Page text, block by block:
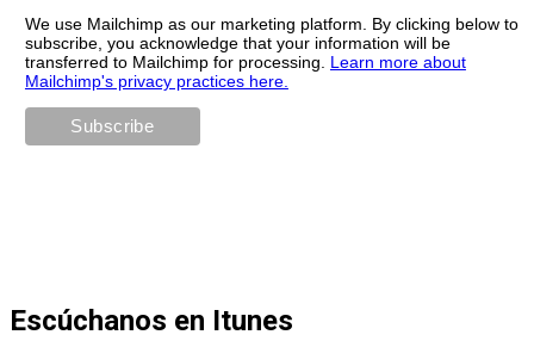
We use Mailchimp as our marketing platform. By clicking below to
subscribe, you acknowledge that your information will be
transferred to Mailchimp for processing. Learn more about
Mailchimp's privacy practices here.
Escúchanos en Itunes